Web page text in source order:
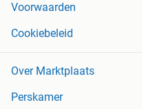
Voorwaarden
Cookiebeleid
Over Marktplaats
Perskamer